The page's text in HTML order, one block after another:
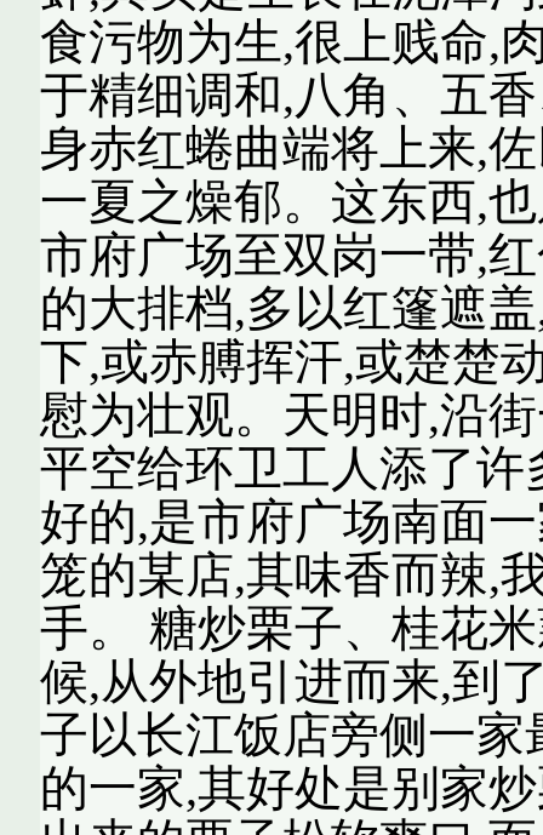
食污物为生,很上贱命,
于精细调和,八角、五
身赤红蜷曲端将上来,
一夏之燥郁。这东西,
市府广场至双岗一带,
的大排档,多以红篷遮
下,或赤膊挥汗,或楚楚
慰为壮观。天明时,沿
平空给环卫工人添了
好的,是市府广场南面
笼的某店,其味香而辣,
手。 糖炒栗子、桂花
候,从外地引进而来,到
子以长江饭店旁侧一
的一家,其好处是别家